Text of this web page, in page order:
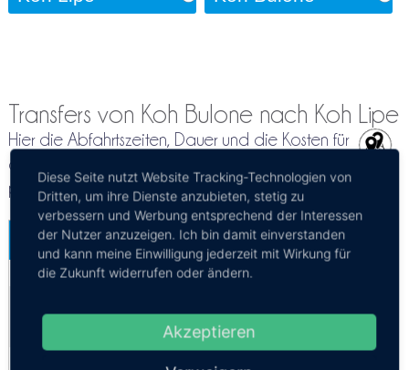
Transfers von Koh Bulone nach Koh Lipe
Hier die Abfahrtszeiten, Dauer und die Kosten für
die Reiseroute von Koh Bulone nach Koh Lipe
per Boot oder Fähre
Koh Bulone - Koh Lipe
Mehr Infos / Tickets
Kosten:EUR 13.21
Diese Seite nutzt Website Tracking-Technologien von
Dritten, um ihre Dienste anzubieten, stetig zu
verbessern und Werbung entsprechend der Interessen
der Nutzer anzuzeigen. Ich bin damit einverstanden
und kann meine Einwilligung jederzeit mit Wirkung für
die Zukunft widerrufen oder ändern.
Akzeptieren